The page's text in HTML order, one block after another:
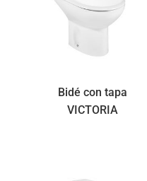
Bidé con tapa
VICTORIA